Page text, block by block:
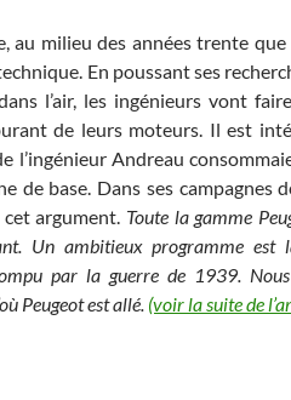
au milieu des années trente
En poussant ses
l’air, les ingénieurs vont
de leurs moteurs. Il est
l’ingénieur Andreau
de base. Dans ses campagnes
cet argument. Toute la gamme
Un ambitieux programme est
par la guerre de 1939.
Peugeot est allé. (voir la suite de